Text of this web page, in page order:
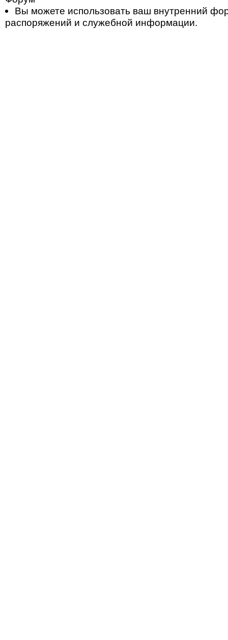
Вы можете использовать ваш внутренний
распоряжений и служебной информации.